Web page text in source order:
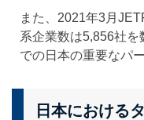
また、2021年3月
系企業数は5,856社
での日本の重要なパ
日本における